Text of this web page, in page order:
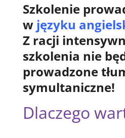
Szkolenie
w języku
Z racji
szkolenia nie
prowadzone
symultaniczne!
Dlaczego